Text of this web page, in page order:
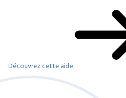
Découvrez cette aide